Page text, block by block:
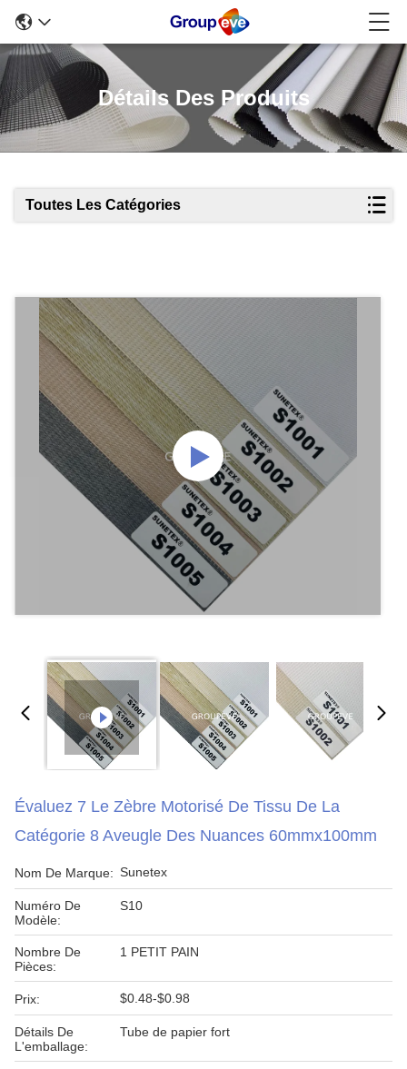
Détails Des Produits
Toutes Les Catégories
Évaluez 7 Le Zèbre Motorisé De Tissu De La
Catégorie 8 Aveugle Des Nuances 60mmx100mm
Nom De Marque: Sunetex
Numéro De
Modèle:
S10
Nombre De
Pièces:
1 PETIT PAIN
Prix: $0.48-$0.98
Détails De
L'emballage:
Tube de papier fort